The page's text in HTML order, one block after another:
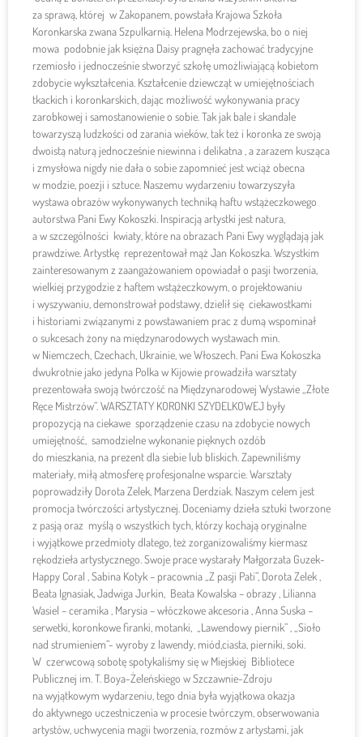
za sprawą, której w Zakopanem, powstała Krajowa Szkoła
Koronkarska zwana Szpulkarnią. Helena Modrzejewska, bo o niej
mowa podobnie jak księżna Daisy pragnęła zachować tradycyjne
rzemiosło i jednocześnie stworzyć szkołę umożliwiającą kobietom
zdobycie wykształcenia. Kształcenie dziewcząt w umiejętnościach
tkackich i koronkarskich, dając możliwość wykonywania pracy
zarobkowej i samostanowienie o sobie. Tak jak bale i skandale
towarzyszą ludzkości od zarania wieków, tak też i koronka ze swoją
dwoistą naturą jednocześnie niewinna i delikatna , a zarazem kusząca
i zmysłowa nigdy nie dała o sobie zapomnieć jest wciąż obecna
w modzie, poezji i sztuce. Naszemu wydarzeniu towarzyszyła
wystawa obrazów wykonywanych techniką haftu wstążeczkowego
autorstwa Pani Ewy Kokoszki. Inspiracją artystki jest natura,
a w szczególności kwiaty, które na obrazach Pani Ewy wyglądają jak
prawdziwe. Artystkę reprezentował mąż Jan Kokoszka. Wszystkim
zainteresowanym z zaangażowaniem opowiadał o pasji tworzenia,
wielkiej przygodzie z haftem wstążeczkowym, o projektowaniu
i wyszywaniu, demonstrował podstawy, dzielił się ciekawostkami
i historiami związanymi z powstawaniem prac z dumą wspominał
o sukcesach żony na międzynarodowych wystawach min.
w Niemczech, Czechach, Ukrainie, we Włoszech. Pani Ewa Kokoszka
dwukrotnie jako jedyna Polka w Kijowie prowadziła warsztaty
prezentowała swoją twórczość na Międzynarodowej Wystawie „Złote
Ręce Mistrzów”. WARSZTATY KORONKI SZYDELKOWEJ były
propozycją na ciekawe sporządzenie czasu na zdobycie nowych
umiejętność, samodzielne wykonanie pięknych ozdób
do mieszkania, na prezent dla siebie lub bliskich. Zapewniliśmy
materiały, miłą atmosferę profesjonalne wsparcie. Warsztaty
poprowadziły Dorota Zelek, Marzena Derdziak. Naszym celem jest
promocja twórczości artystycznej. Doceniamy dzieła sztuki tworzone
z pasją oraz myślą o wszystkich tych, którzy kochają oryginalne
i wyjątkowe przedmioty dlatego, też zorganizowaliśmy kiermasz
rękodzieła artystycznego. Swoje prace wystarały Małgorzata Guzek-
Happy Coral , Sabina Kotyk – pracownia „Z pasji Pati”, Dorota Zelek ,
Beata Ignasiak, Jadwiga Jurkin, Beata Kowalska – obrazy , Lilianna
Wasiel – ceramika , Marysia – włóczkowe akcesoria , Anna Suska –
serwetki, koronkowe firanki, motanki, „Lawendowy piernik” , „Sioło
nad strumieniem”- wyroby z lawendy, miód,ciasta, pierniki, soki.
W czerwcową sobotę spotykaliśmy się w Miejskiej Bibliotece
Publicznej im. T. Boya-Żeleńskiego w Szczawnie-Zdroju
na wyjątkowym wydarzeniu, tego dnia była wyjątkowa okazja
do aktywnego uczestniczenia w procesie twórczym, obserwowania
artystów, uchwycenia magii tworzenia, rozmów z artystami, jak